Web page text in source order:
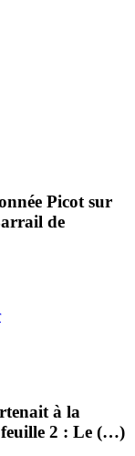
Picot sur
de
à la
feuille 2 : Le (…)